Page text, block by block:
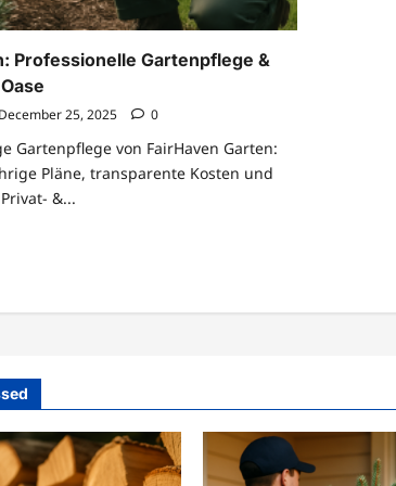
Professionelle Gartenpflege &
December 25, 2025 0
Gartenpflege von FairHaven Garten:
Pläne, transparente Kosten und
&...